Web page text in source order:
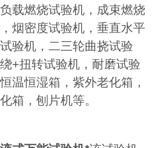
载燃烧试验机，成束燃烧
烟密度试验机，垂直水平
验机，二三轮曲挠试验
+扭转试验机，耐磨试验
温恒湿箱，紫外老化箱，
箱，刨片机等。